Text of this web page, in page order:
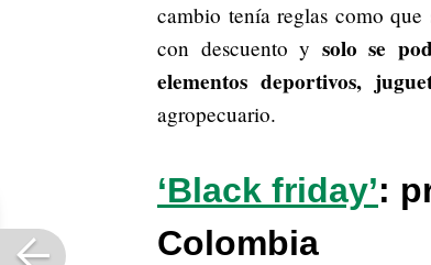
cambio tenía reglas como
con descuento y solo se
elementos deportivos,
agropecuario.
‘Black friday’:
Colombia